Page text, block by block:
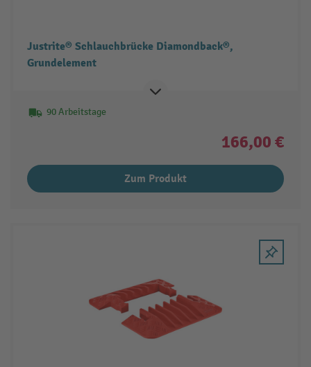
Justrite® Schlauchbrücke Diamondback®,
Grundelement
90 Arbeitstage
166,00 €
Zum Produkt